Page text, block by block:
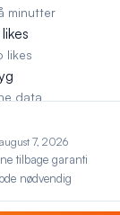
minutter
likes
data
7, 2026
tilbage garanti
nødvendig